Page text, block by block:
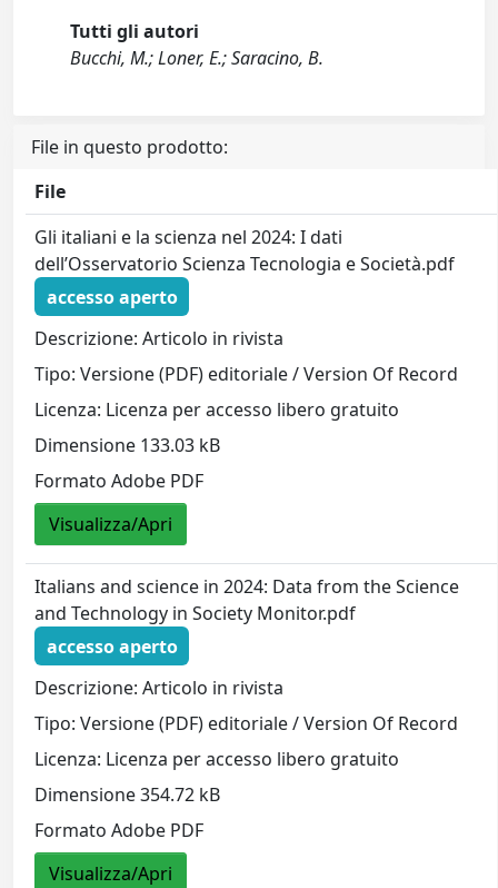
Tutti gli autori
Bucchi, M.; Loner, E.; Saracino, B.
File in questo prodotto:
File
Gli italiani e la scienza nel 2024: I dati
dell’Osservatorio Scienza Tecnologia e Società.pdf
accesso aperto
Descrizione: Articolo in rivista
Tipo: Versione (PDF) editoriale / Version Of Record
Licenza: Licenza per accesso libero gratuito
Dimensione 133.03 kB
Formato Adobe PDF
Visualizza/Apri
Italians and science in 2024: Data from the Science
and Technology in Society Monitor.pdf
accesso aperto
Descrizione: Articolo in rivista
Tipo: Versione (PDF) editoriale / Version Of Record
Licenza: Licenza per accesso libero gratuito
Dimensione 354.72 kB
Formato Adobe PDF
Visualizza/Apri